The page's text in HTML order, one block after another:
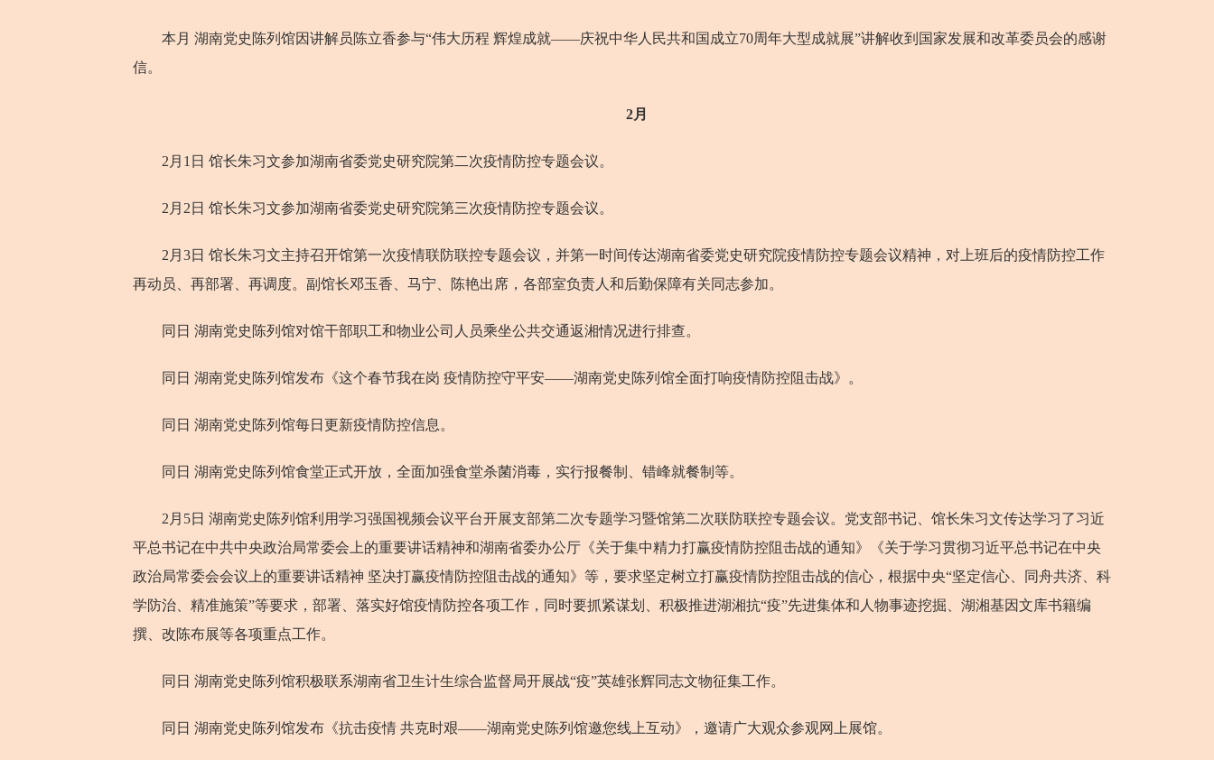
本月 湖南党史陈列馆因讲解员陈立香参与“伟大历程 辉煌成就——庆祝中华人民共和国成立70周年大型成就展”讲解收到国家发展和改革委员会的感谢
信。
2月
2月1日 馆长朱习文参加湖南省委党史研究院第二次疫情防控专题会议。
2月2日 馆长朱习文参加湖南省委党史研究院第三次疫情防控专题会议。
2月3日 馆长朱习文主持召开馆第一次疫情联防联控专题会议，并第一时间传达湖南省委党史研究院疫情防控专题会议精神，对上班后的疫情防控工作
再动员、再部署、再调度。副馆长邓玉香、马宁、陈艳出席，各部室负责人和后勤保障有关同志参加。
同日 湖南党史陈列馆对馆干部职工和物业公司人员乘坐公共交通返湘情况进行排查。
同日 湖南党史陈列馆发布《这个春节我在岗 疫情防控守平安——湖南党史陈列馆全面打响疫情防控阻击战》。
同日 湖南党史陈列馆每日更新疫情防控信息。
同日 湖南党史陈列馆食堂正式开放，全面加强食堂杀菌消毒，实行报餐制、错峰就餐制等。
2月5日 湖南党史陈列馆利用学习强国视频会议平台开展支部第二次专题学习暨馆第二次联防联控专题会议。党支部书记、馆长朱习文传达学习了习近
平总书记在中共中央政治局常委会上的重要讲话精神和湖南省委办公厅《关于集中精力打赢疫情防控阻击战的通知》《关于学习贯彻习近平总书记在中央
政治局常委会会议上的重要讲话精神 坚决打赢疫情防控阻击战的通知》等，要求坚定树立打赢疫情防控阻击战的信心，根据中央“坚定信心、同舟共济、科
学防治、精准施策”等要求，部署、落实好馆疫情防控各项工作，同时要抓紧谋划、积极推进湖湘抗“疫”先进集体和人物事迹挖掘、湖湘基因文库书籍编
撰、改陈布展等各项重点工作。
同日 湖南党史陈列馆积极联系湖南省卫生计生综合监督局开展战“疫”英雄张辉同志文物征集工作。
同日 湖南党史陈列馆发布《抗击疫情 共克时艰——湖南党史陈列馆邀您线上互动》，邀请广大观众参观网上展馆。